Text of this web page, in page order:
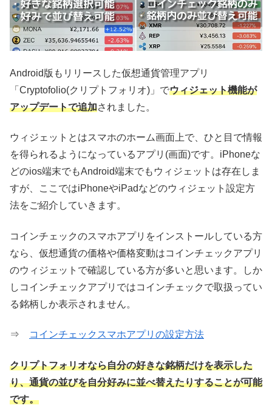
Android版もリリースした仮想通貨管理アプリ
「Cryptofolio(クリプトフォリオ)」でウィジェット機能が
アップデートで追加されました。
ウィジェットとはスマホのホーム画面上で、ひと目で情報
を得られるようになっているアプリ(画面)です。iPhoneな
どのios端末でもAndroid端末でもウィジェットは存在しま
すが、ここではiPhoneやiPadなどのウィジェット設定方
法をご紹介していきます。
コインチェックのスマホアプリをインストールしている方
なら、仮想通貨の価格や価格変動はコインチェックアプリ
のウィジェットで確認している方が多いと思います。しか
しコインチェックアプリではコインチェックで取扱ってい
る銘柄しか表示されません。
⇒ コインチェックスマホアプリの設定方法
クリプトフォリオなら自分の好きな銘柄だけを表示した
り、通貨の並びを自分好みに並べ替えたりすることが可能
です。